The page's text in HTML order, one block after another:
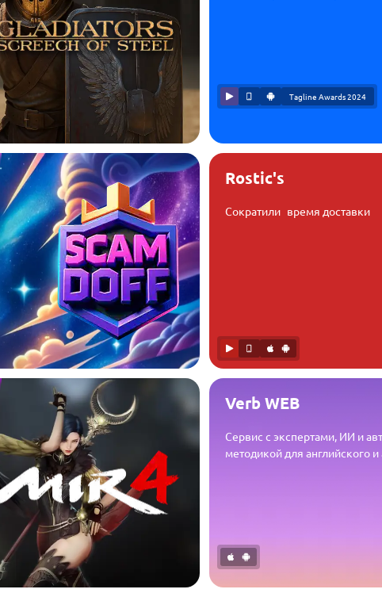
Tagline Awards 2024
Rostic's
Сократили время доставки
Verb WEB
Сервис с экспертами, ИИ и
методикой для английского и